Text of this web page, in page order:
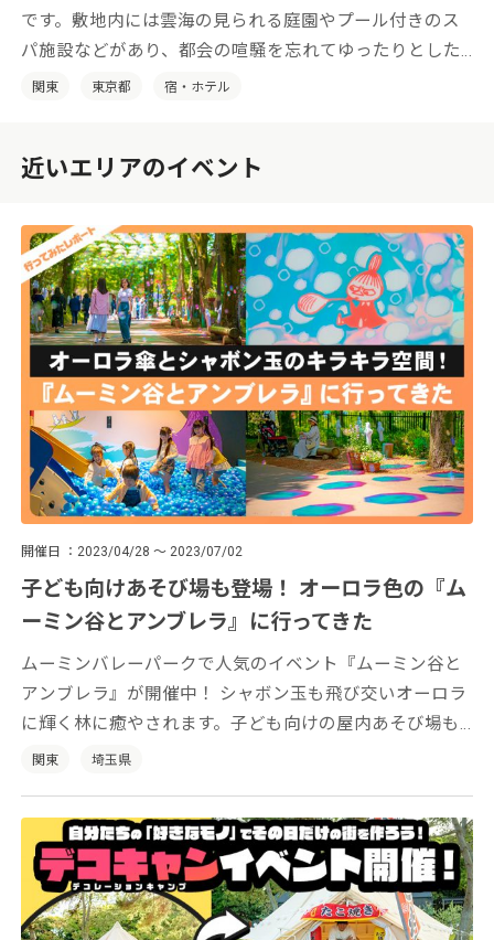
です。敷地内には雲海の見られる庭園やプール付きのス
パ施設などがあり、都会の喧騒を忘れてゆったりとした
時間をお過ごしいただけます。
関東 東京都 宿・ホテル
近いエリアのイベント
開催日 2023/04/28 ～ 2023/07/02
子ども向けあそび場も登場！ オーロラ色の『ム
ーミン谷とアンブレラ』に行ってきた
ムーミンバレーパークで人気のイベント『ムーミン谷と
アンブレラ』が開催中！ シャボン玉も飛び交いオーロラ
に輝く林に癒やされます。子ども向けの屋内あそび場も
登場です。
関東 埼玉県